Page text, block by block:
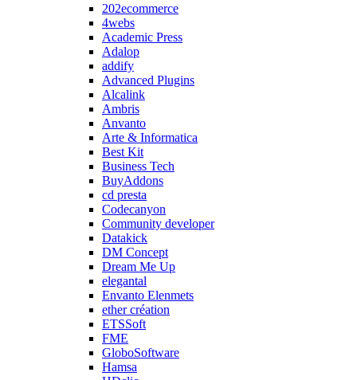
202ecommerce
4webs
Academic Press
Adalop
addify
Advanced Plugins
Alcalink
Ambris
Anvanto
Arte & Informatica
Best Kit
Business Tech
BuyAddons
cd presta
Codecanyon
Community developer
Datakick
DM Concept
Dream Me Up
elegantal
Envanto Elenmets
ether création
ETSSoft
FME
GloboSoftware
Hamsa